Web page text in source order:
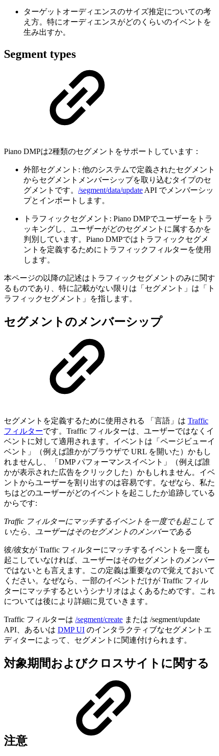
ターゲットオーディエンスのサイズ推定についての考
え方。特にオーディエンスがどのくらいのイベントを
生み出すか。
Segment types
Piano DMPは2種類のセグメントをサポートしています：
外部セグメント: 他のシステムで定義されたセグメント
からセグメントメンバーシップを取り込むタイプのセ
グメントです。 /segment/data/updateAPI でメンバーシッ
プとインポートします。
トラフィックセグメント: Piano DMPでユーザーをトラ
ッキングし、ユーザーがどのセグメントに属するかを
判別しています。Piano DMPではトラフィックセグメ
ントを定義するためにトラフィックフィルターを使用
します。
本ページの以降の記述はトラフィックセグメントのみに関す
るものであり、特に記載がない限りは「セグメント」は「ト
ラフィックセグメント」を指します。
セグメントのメンバーシップ
セグメントを定義するために使用される 「言語」は Traffic
フィルターです。Traffic フィルターは、ユーザーではなくイ
ベントに対して適用されます。イベントは「ページビューイ
ベント」（例えば誰かがブラウザで URL を開いた）かもし
れませんし、「DMP パフォーマンスイベント」（例えば誰
かが表示された広告をクリックした）かもしれません。イベ
ントからユーザーを割り出すのは容易です。なぜなら、私た
ちはどのユーザーがどのイベントを起こしたか追跡している
からです:
Traffic フィルターにマッチするイベントを一度でも起こして
いたら、ユーザーはそのセグメントのメンバーである
彼/彼女が Traffic フィルターにマッチするイベントを一度も
起こしていなければ、ユーザーはそのセグメントのメンバー
ではないとも言えます。この定義は重要なので覚えておいて
ください。なぜなら、一部のイベントだけが Traffic フィル
ターにマッチするというシナリオはよくあるためです。これ
については後により詳細に見ていきます。
Traffic フィルターは /segment/create または /segment/update
API、あるいは DMP UI のインタラクティブなセグメントエ
ディターによって、セグメントに関連付けられます。
対象期間およびクロスサイトに関する
注意